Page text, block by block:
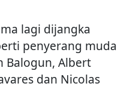
lagi dijangka
penyerang muda
Balogun, Albert
dan Nicolas